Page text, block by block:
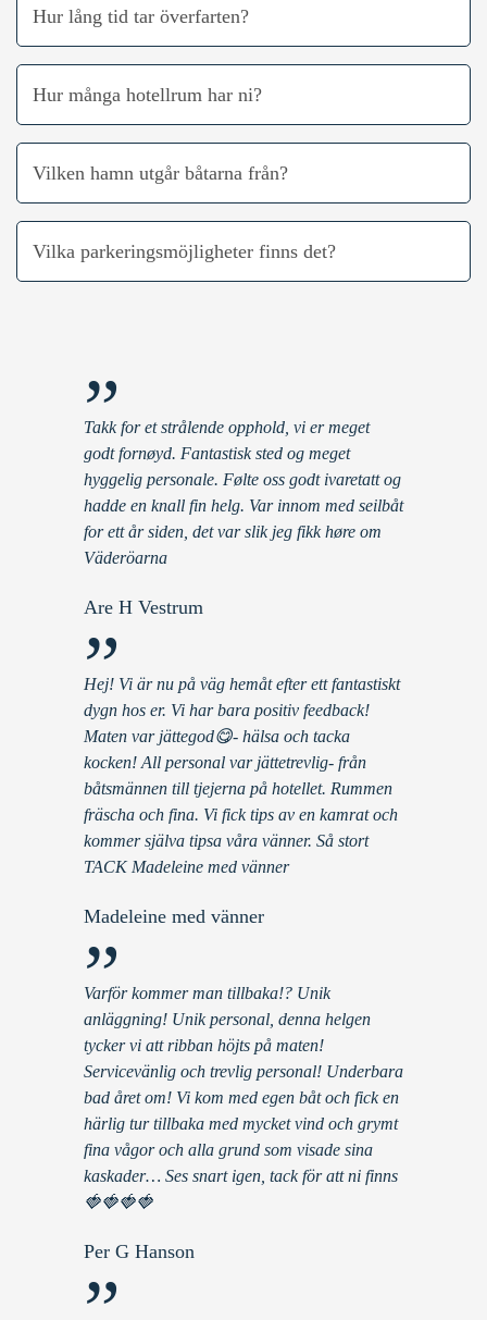
Hur lång tid tar överfarten?
Hur många hotellrum har ni?
Vilken hamn utgår båtarna från?
Vilka parkeringsmöjligheter finns det?
”
Takk for et strålende opphold, vi er meget
godt fornøyd. Fantastisk sted og meget
hyggelig personale. Følte oss godt ivaretatt og
hadde en knall fin helg. Var innom med seilbåt
for ett år siden, det var slik jeg fikk høre om
Väderöarna
Are H Vestrum
”
Hej! Vi är nu på väg hemåt efter ett fantastiskt
dygn hos er. Vi har bara positiv feedback!
Maten var jättegod😋- hälsa och tacka
kocken! All personal var jättetrevlig- från
båtsmännen till tjejerna på hotellet. Rummen
fräscha och fina. Vi fick tips av en kamrat och
kommer själva tipsa våra vänner. Så stort
TACK Madeleine med vänner
Madeleine med vänner
”
Varför kommer man tillbaka!? Unik
anläggning! Unik personal, denna helgen
tycker vi att ribban höjts på maten!
Servicevänlig och trevlig personal! Underbara
bad året om! Vi kom med egen båt och fick en
härlig tur tillbaka med mycket vind och grymt
fina vågor och alla grund som visade sina
kaskader… Ses snart igen, tack för att ni finns
🍓🍓🍓🍓
Per G Hanson